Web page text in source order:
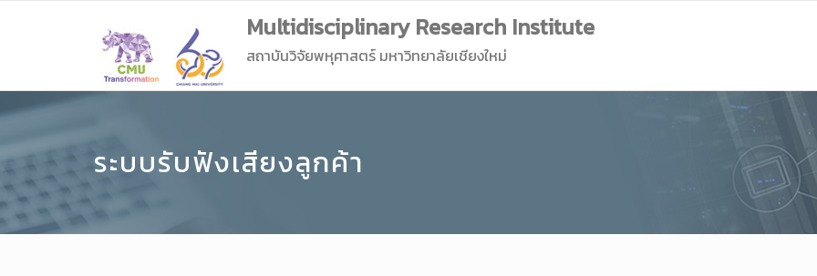
Multidisciplinary Research Institute
สถาบันวิจัยพหุศาสตร์ มหาวิทยาลัยเชียงใหม่
ระบบรับฟังเสียงลูกค้า